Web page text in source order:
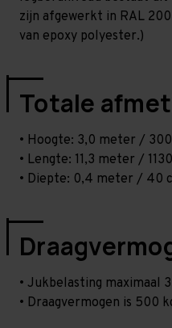
zijn afgewerkt in RAL
van epoxy polyester.)
Totale
• Hoogte: 3,0 meter /
• Lengte: 11,3 meter /
• Diepte: 0,4 meter /
• Jukbelasting maximaal
• Draagvermogen is 500